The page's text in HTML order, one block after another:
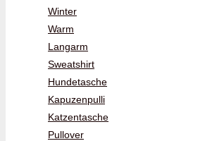
Winter
Warm
Langarm
Sweatshirt
Hundetasche
Kapuzenpulli
Katzentasche
Pullover